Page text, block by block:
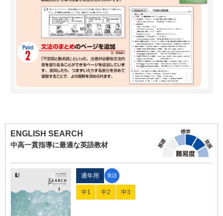
ENGLISH SEARCH
中高一貫指導に最適な英語教材
通年用 英語
中1 中2 中3